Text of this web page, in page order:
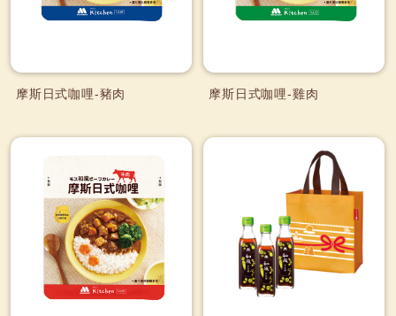
摩斯日式咖哩-豬肉 摩斯日式咖哩-雞肉